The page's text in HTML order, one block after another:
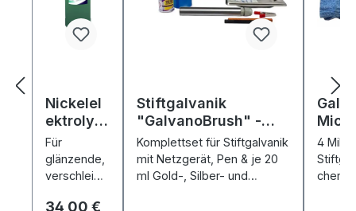
Nickelel
ektrolyt
(1000
ml)
Für
glänzende,
verschleißf
Regulärer Preis:
34,00 €
Stiftgalvanik
"GalvanoBrush" -
Starter-Set
Komplettset für Stiftgalvanik
mit Netzgerät, Pen & je 20
ml Gold-, Silber- und
4